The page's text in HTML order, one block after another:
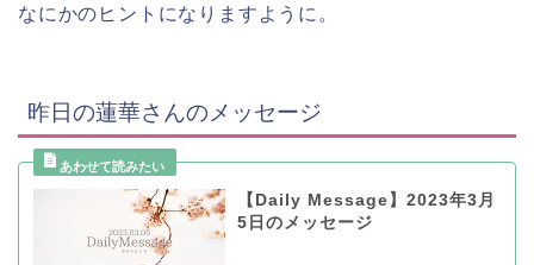
なにかのヒントになりますように。
昨日の蓮華さんのメッセージ
【Daily Message】2023年3月
5日のメッセージ